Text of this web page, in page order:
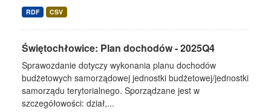
RDF CSV
Świętochłowice: Plan dochodów - 2025Q4
Sprawozdanie dotyczy wykonania planu dochodów
budżetowych samorządowej jednostki budżetowej/jednostki
samorządu terytorialnego. Sporządzane jest w
szczegółowości: dział,...